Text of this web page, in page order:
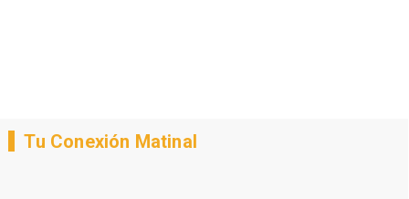
Tu Conexión Matinal